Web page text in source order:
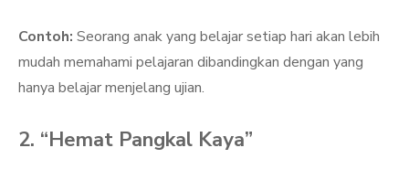
Contoh: Seorang anak yang belajar setiap hari akan lebih
mudah memahami pelajaran dibandingkan dengan yang
hanya belajar menjelang ujian.
2. “Hemat Pangkal Kaya”